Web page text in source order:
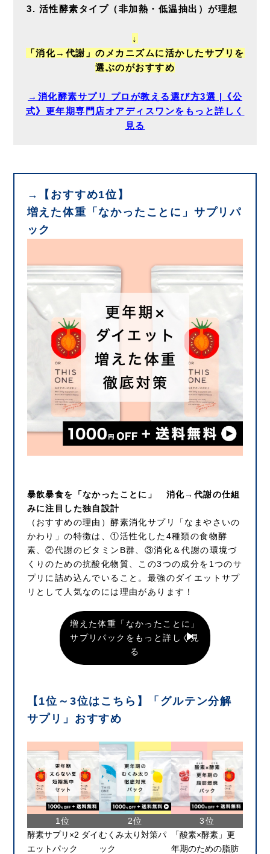
活性酵素タイプ（非加熱・低温抽出）が理想
↓
「消化→代謝」のメカニズムに活かしたサプリを
選ぶのがおすすめ
→消化酵素サプリ プロが教える選び方3選 |《公
式》更年期専門店オアディスワンをもっと詳しく
見る
→【おすすめ1位】
増えた体重「なかったことに」サプリパ
ック
暴飲暴食を「なかったことに」 消化→代謝の仕組
みに注目した独自設計
（おすすめの理由）酵素消化サプリ「なまやさいの
かわり」の特徴は、①活性化した4種類の食物酵
素、②代謝のビタミンB群、③消化＆代謝の環境づ
くりのための抗酸化物質、この3つの成分を1つのサ
プリに詰め込んでいること。最強のダイエットサプ
リとして人気なのには理由があります！
増えた体重「なかったことに」
サプリパックをもっと詳しく見
る
【1位～3位はこちら】「グルテン分解
サプリ」おすすめ
酵素サプリ×2 ダイ
エットパック
むくみ太り対策パ
ック
「酸素×酵素」更
年期のための脂肪